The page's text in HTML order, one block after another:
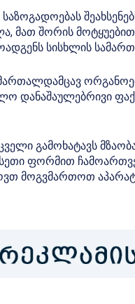
მათ შორის
სისხლის
დანაშაულებრივი
გამოხატავს
ფორმით
მოგვმართოთ